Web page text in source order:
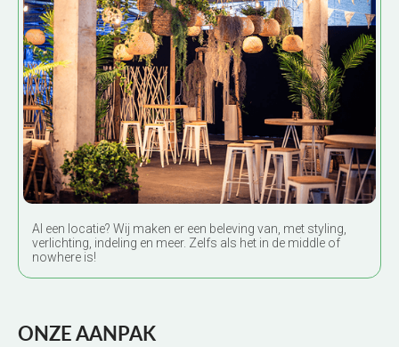
Unieke locatie- transformaties
Al een locatie? Wij maken er een beleving van, met styling,
verlichting, indeling en meer. Zelfs als het in de middle of
nowhere is!
ONZE AANPAK